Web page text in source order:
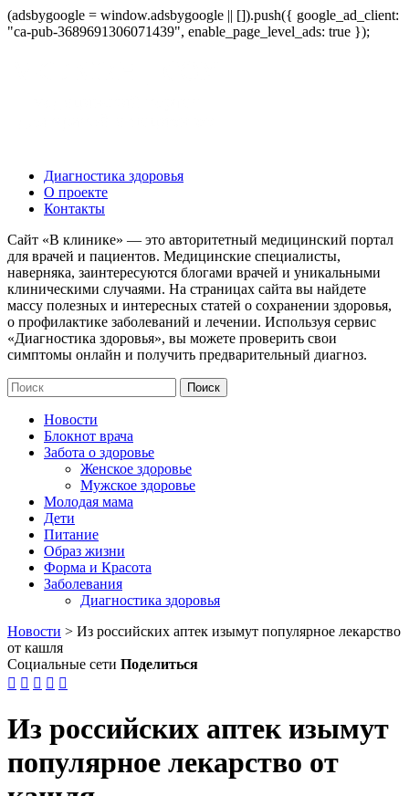
(adsbygoogle = window.adsbygoogle || []).push({ google_ad_client:
"ca-pub-3689691306071439", enable_page_level_ads: true });
Диагностика здоровья
О проекте
Контакты
Сайт «В клинике» — это авторитетный медицинский портал
для врачей и пациентов. Медицинские специалисты,
наверняка, заинтересуются блогами врачей и уникальными
клиническими случаями. На страницах сайта вы найдете
массу полезных и интересных статей о сохранении здоровья,
о профилактике заболеваний и лечении. Используя сервис
«Диагностика здоровья», вы можете проверить свои
симптомы онлайн и получить предварительный диагноз.
Новости
Блокнот врача
Забота о здоровье
Женское здоровье
Мужское здоровье
Молодая мама
Дети
Питание
Образ жизни
Форма и Красота
Заболевания
Диагностика здоровья
Новости > Из российских аптек изымут популярное лекарство
от кашля
Социальные сети Поделиться
    
Из российских аптек изымут
популярное лекарство от